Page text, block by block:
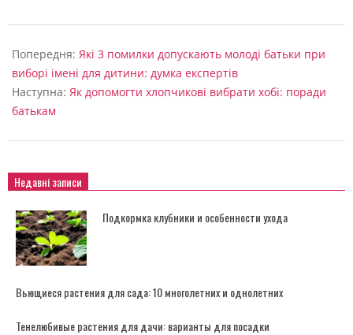
09-
04
Попередня: Які 3 помилки допускають молоді батьки при
виборі імені для дитини: думка експертів
Наступна: Як допомогти хлопчикові вибрати хобі: поради
батькам
Недавні записи
Подкормка клубники и особенности ухода
Вьющиеся растения для сада: 10 многолетних и однолетних
Тенелюбивые растения для дачи: варианты для посадки